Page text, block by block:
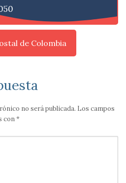
de Colombia
no será publicada. Los campos
con*